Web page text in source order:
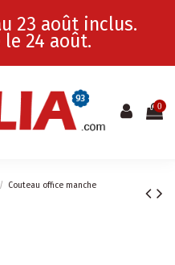
23 août inclus.
le 24 août.
0
Couteau office manche